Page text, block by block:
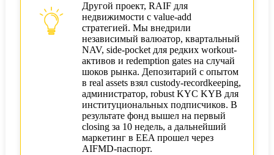
Другой проект, RAIF для
недвижимости с value-add
стратегией. Мы внедрили
независимый валюатор, квартальный
NAV, side-pocket для редких workout-
активов и redemption gates на случай
шоков рынка. Депозитарий с опытом
в real assets взял custody-recordkeeping,
администратор, robust KYC KYB для
институциональных подписчиков. В
результате фонд вышел на первый
closing за 10 недель, а дальнейший
маркетинг в EEA прошел через
AIFMD-паспорт.